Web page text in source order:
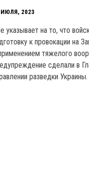
ИЮЛЯ, 2023
указывает на то, что
к провокации на
тяжелого
сделали в
разведки Украины.